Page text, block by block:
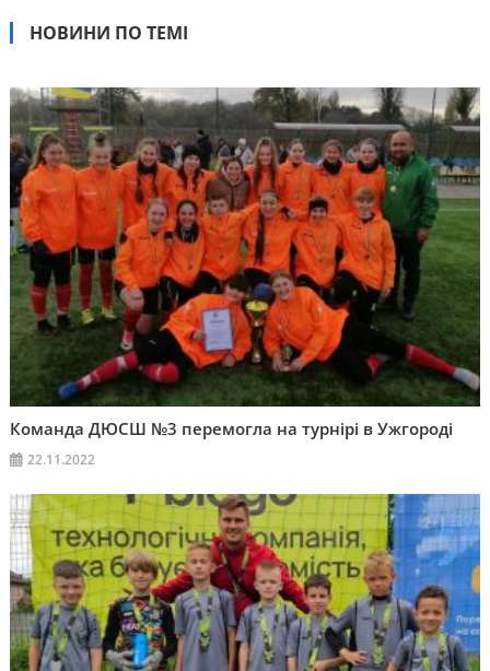
НОВИНИ ПО ТЕМІ
Команда ДЮСШ №3 перемогла на турнірі в Ужгороді
22.11.2022